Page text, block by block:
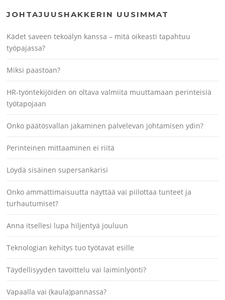
JOHTAJUUSHAKKERIN UUSIMMAT
Kädet saveen tekoälyn kanssa – mitä oikeasti tapahtuu
työpajassa?
Miksi paastoan?
HR-työntekijöiden on oltava valmiita muuttamaan perinteisiä
työtapojaan
Onko päätösvallan jakaminen palvelevan johtamisen ydin?
Perinteinen mittaaminen ei riitä
Löydä sisäinen supersankarisi
Onko ammattimaisuutta näyttää vai piilottaa tunteet ja
turhautumiset?
Anna itsellesi lupa hiljentyä jouluun
Teknologian kehitys tuo työtavat esille
Täydellisyyden tavoittelu vai laiminlyönti?
Vapaalla vai (kaula)pannassa?